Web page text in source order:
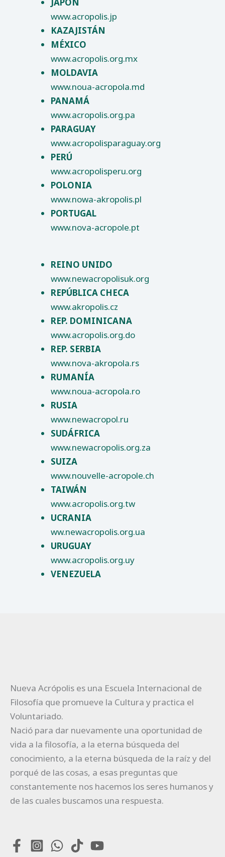
JAPÓN
www.acropolis.jp
KAZAJISTÁN
MÉXICO
www.acropolis.org.mx
MOLDAVIA
www.noua-acropola.md
PANAMÁ
www.acropolis.org.pa
PARAGUAY
www.acropolisparaguay.org
PERÚ
www.acropolisperu.org
POLONIA
www.nowa-akropolis.pl
PORTUGAL
www.nova-acropole.pt
REINO UNIDO
www.newacropolisuk.org
REPÚBLICA CHECA
www.akropolis.cz
REP. DOMINICANA
www.acropolis.org.do
REP. SERBIA
www.nova-akropola.rs
RUMANÍA
www.noua-acropola.ro
RUSIA
www.newacropol.ru
SUDÁFRICA
www.newacropolis.org.za
SUIZA
www.nouvelle-acropole.ch
TAIWÁN
www.acropolis.org.tw
UCRANIA
ww.newacropolis.org.ua
URUGUAY
www.acropolis.org.uy
VENEZUELA
Nueva Acrópolis es una Escuela Internacional de
Filosofía que promueve la Cultura y practica el
Voluntariado.
Nació para dar nuevamente una oportunidad de
vida a la filosofía, a la eterna búsqueda del
conocimiento, a la eterna búsqueda de la raíz y del
porqué de las cosas, a esas preguntas que
constantemente nos hacemos los seres humanos y
de las cuales buscamos una respuesta.